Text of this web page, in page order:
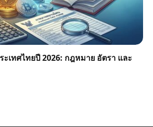
เทศไทยปี 2026: กฎหมาย อัตรา และ